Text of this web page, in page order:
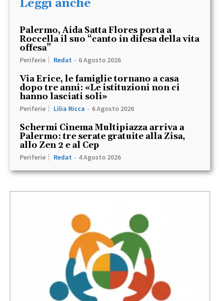
Leggi anche
Palermo, Aida Satta Flores porta a
Roccella il suo “canto in difesa della vita
offesa”
Periferie Redat - 6 Agosto 2026
Via Erice, le famiglie tornano a casa
dopo tre anni: «Le istituzioni non ci
hanno lasciati soli»
Periferie Lilia Ricca - 6 Agosto 2026
Schermi Cinema Multipiazza arriva a
Palermo: tre serate gratuite alla Zisa,
allo Zen 2 e al Cep
Periferie Redat - 4 Agosto 2026